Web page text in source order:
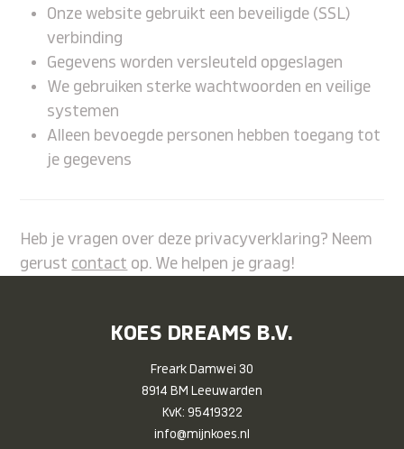
Onze website gebruikt een beveiligde (SSL)
verbinding
Gegevens worden versleuteld opgeslagen
We gebruiken sterke wachtwoorden en veilige
systemen
Alleen bevoegde personen hebben toegang tot
je gegevens
Heb je vragen over deze privacyverklaring? Neem
gerust contact op. We helpen je graag!
KOES DREAMS B.V.
Freark Damwei 30
8914 BM Leeuwarden
KvK: 95419322
info@mijnkoes.nl